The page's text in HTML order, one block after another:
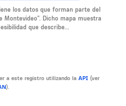
los datos que forman parte del
Montevideo". Dicho mapa muestra
que describe...
a este registro utilizando la API (ver
).